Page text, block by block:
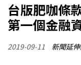
台版肥咖條
第一個金融
2019-09-11 新聞延